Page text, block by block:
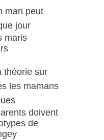
maris
doivent
de